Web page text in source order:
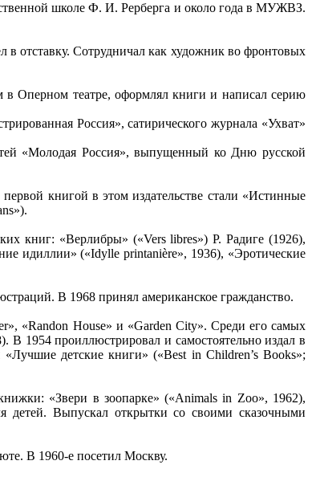
школе Ф. И. Рерберга и около года в МУЖВЗ.
отставку. Сотрудничал как художник во фронтовых
в Оперном театре, оформлял книги и написал серию
Россия», сатирического журнала «Ухват»
«Молодая Россия», выпущенный ко Дню русской
книгой в этом издательстве стали «Истинные
книг: «Верлибры» («Vers libres») Р. Радиге (1926),
идиллии» («Idylle printanière», 1936), «Эротические
В 1968 принял американское гражданство.
«Randon House» и «Garden City». Среди его самых
1954 проиллюстрировал и самостоятельно издал в
детские книги» («Best in Children’s Books»;
«Звери в зоопарке» («Animals in Zoo», 1962),
детей. Выпускал открытки со своими сказочными
В 1960-е посетил Москву.